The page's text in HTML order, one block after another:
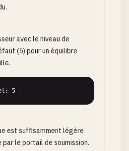
avec le niveau de
(5) pour un équilibre
5
est suffisamment légère
le portail de soumission.